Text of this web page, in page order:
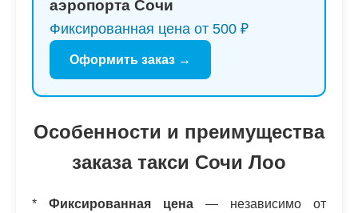
аэропорта Сочи
Фиксированная цена от 500 ₽
Оформить заказ →
Особенности и преимущества
заказа такси Сочи Лоо
* Фиксированная цена — независимо от